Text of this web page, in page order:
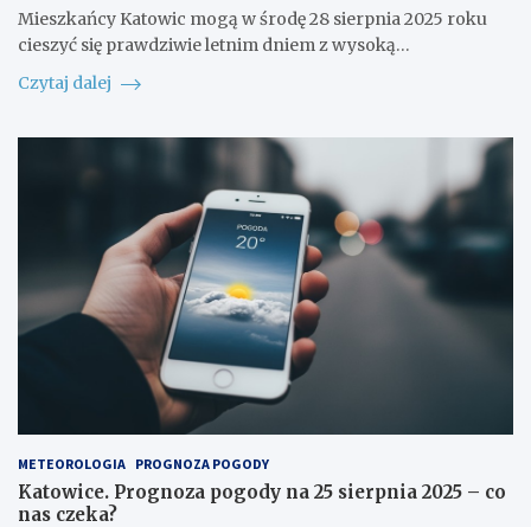
Mieszkańcy Katowic mogą w środę 28 sierpnia 2025 roku
cieszyć się prawdziwie letnim dniem z wysoką…
Czytaj dalej
METEOROLOGIA PROGNOZA POGODY
Katowice. Prognoza pogody na 25 sierpnia 2025 – co
nas czeka?